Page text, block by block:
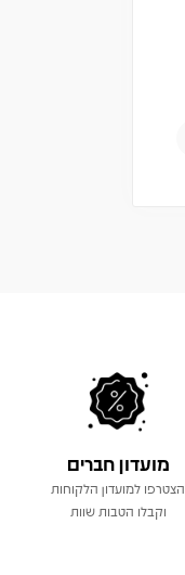
מועדון חברים
הצטרפו למועדון הלקוחות
וקבלו הטבות שוות